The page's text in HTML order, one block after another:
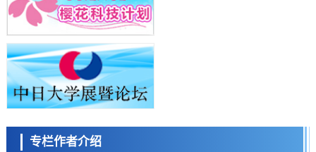
科学研究
东京都产技研采用新手法开发出可稳定工作至300℃的介电材料，已验
证电容器可在汽车发动机等高温环境下工作
经济・社会
日本生成式AI使用者占比一年内翻倍，但与中美德仍有较大差距
政策
日本修订首都直下型地震紧急对策：目标为死亡人数至少减半，重点强
科学研究
福井大学发现细胞记忆过往并抑制反应的机制，阐明即便DNA相同反应
专栏作者介绍
陈小牧 李鸥